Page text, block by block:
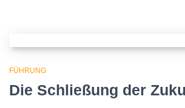
FÜHRUNG
Die Schließung der